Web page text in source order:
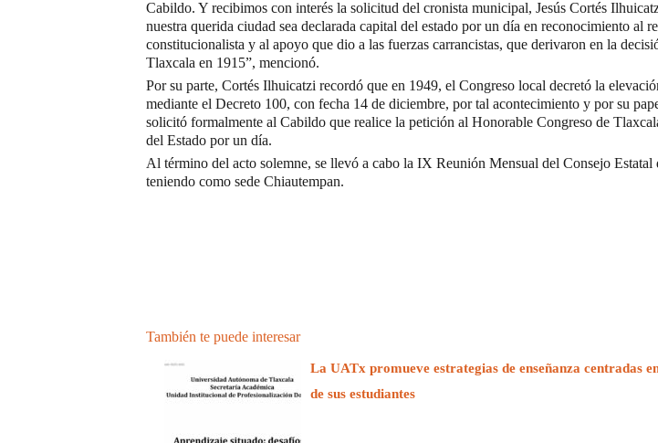
Cabildo. Y recibimos con interés la solicitud del cronista municipal, Jesús Cortés
nuestra querida ciudad sea declarada capital del estado por un día en reconocimiento al
constitucionalista y al apoyo que dio a las fuerzas carrancistas, que derivaron en la
Tlaxcala en 1915”, mencionó.
Por su parte, Cortés Ilhuicatzi recordó que en 1949, el Congreso local decretó la
mediante el Decreto 100, con fecha 14 de diciembre, por tal acontecimiento y por su
solicitó formalmente al Cabildo que realice la petición al Honorable Congreso de
del Estado por un día.
Al término del acto solemne, se llevó a cabo la IX Reunión Mensual del Consejo Estatal
teniendo como sede Chiautempan.
También te puede interesar
La UATx promueve estrategias de enseñanza centradas
de sus estudiantes